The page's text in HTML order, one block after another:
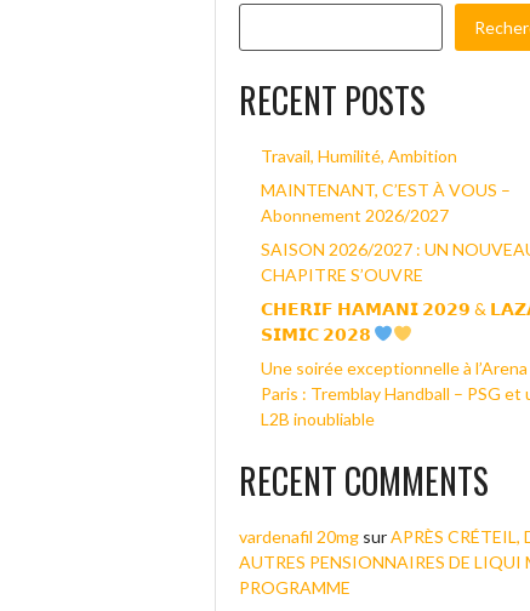
RECENT POSTS
Travail, Humilité, Ambition
MAINTENANT, C’EST À VOUS –
Abonnement 2026/2027
SAISON 2026/2027 : UN
CHAPITRE S’OUVRE
𝗖𝗛𝗘𝗥𝗜𝗙 𝗛𝗔𝗠𝗔𝗡𝗜 𝟮𝟬𝟮𝟵 &
𝗦𝗜𝗠𝗜𝗖 𝟮𝟬𝟮𝟴
Une soirée exceptionnelle à
Paris : Tremblay Handball – PSG et
L2B inoubliable
RECENT COMMENTS
vardenafil 20mg surAPRÈS CRÉTEIL,
AUTRES PENSIONNAIRES DE LIQUI
PROGRAMME